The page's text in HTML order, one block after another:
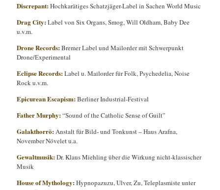
Discrepant:Hochkarätiges Schatzjäger-Label in Sachen World Music
Drag City: Label von Six Organs, Smog, Will Oldham, Baby Dee
u.v.m.
Drone Records: Bremer Label und Mailorder mit Schwerpunkt
Drone/Experimental
Eclipse Records:Label u. Mailorder für Folk, Psychedelia, Noise
Rock u.v.m.
Epicurean Escapism:Berliner Industrial-Festival
Father Murphy:“Sound of the Catholic Sense of Guilt”
Galakthorrö: Anstalt für Bild- und Tonkunst – Haus Arafna,
November Növelet u.a.
Gewaltmusik:Dr. Klaus Miehling über die Wirkung nicht-klassischer
Musik
House of Mythology: Hypnopazuzu, Ulver, Zu, Teleplasmiste unter